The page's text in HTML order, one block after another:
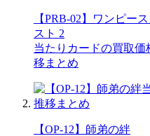
【PRB-02】ワンピー
スト 2
当たりカードの買取価
移まとめ
【OP-12】師弟の絆